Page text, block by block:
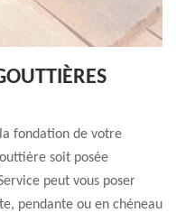
fondation de votre
soit posée
peut vous poser
pendante ou en chéneau